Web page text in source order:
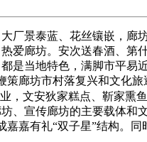
景泰蓝、花丝镶嵌，廊
爱廊坊。安次送春酒、
是当地特色，满脚市平
廊坊市村落复兴和文化
，文安狄家糕点、靳家熏鱼
、宣传廊坊的主要载体
嘉有礼“双子星”结构。